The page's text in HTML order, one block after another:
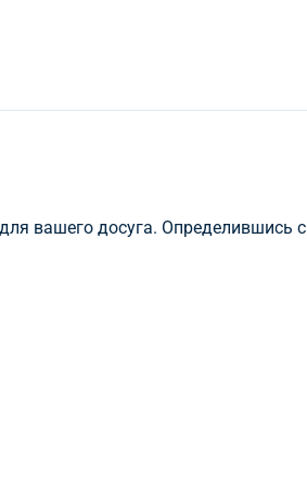
вашего досуга. Определившись с